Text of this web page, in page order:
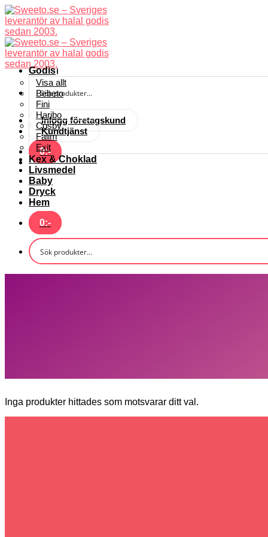
Skip
to
content
Inlogg företagskund
Kundtjänst
0:-
Godis
Visa allt
Bebeto
Fini
Haribo
Cosby
Falim
Exit
Kex & Choklad
Livsmedel
Baby
Dryck
Hem
0:-
Inga produkter hittades som motsvarar ditt val.